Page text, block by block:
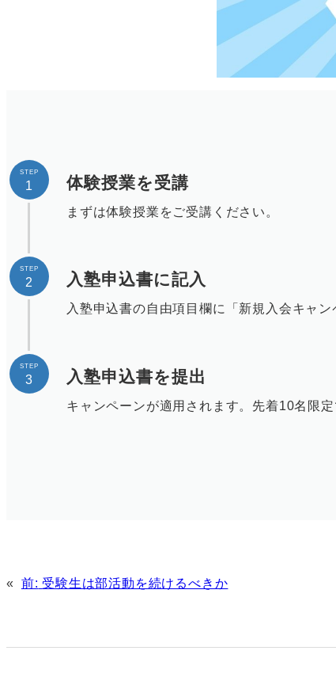
体験授業を受講
まずは体験授業をご受講ください。
STEP
1
入塾申込書に記入
入塾申込書の自由項目欄に「新規入会キャン
STEP
2
入塾申込書を提出
キャンペーンが適用されます。先着10名限
STEP
3
« 前: 受験生は部活動を続けるべきか